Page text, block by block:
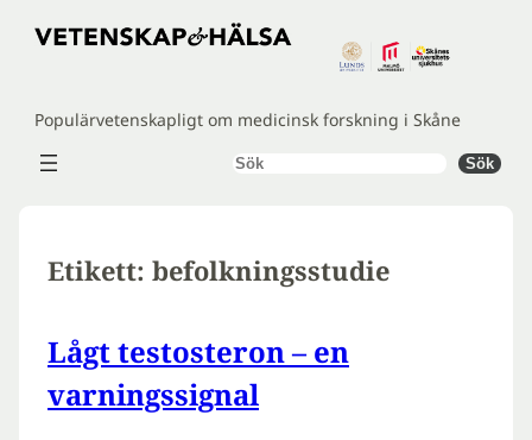
Hoppa
Populärvetenskapligt om medicinsk forskning i Skåne
Sök Sök
Etikett: befolkningsstudie
Lågt testosteron – en
varningssignal